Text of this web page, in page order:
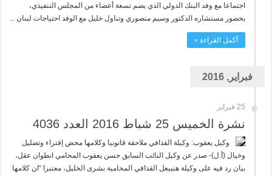
اجتماعا مع وفد البنك الدولي الذي يضم تسعة أعضاء من المجلس التنفيذي،
بحضور مستشاره الدكتور وسيم منصوري وتناول خليل مع الوفد احتياجات لبنان ...
أكمل القراءة »
فبراير, 2016
25 فبراير
نشرة الخميس 25 شباط 2016 العدد 4036
وكيل يعقوب: وكيلة القذافي ملاحقة قانونيا وكلامها محض إفتراء وتضليل
وخيال (أ.ل)- صدر عن وكيل النائب السابق حسن يعقوب المحامي انطوان عقل،
بيان رد فيه على وكيلة هنيبعل القذافي المحامية بشرى الخليل، معتبرا “ان كلامها